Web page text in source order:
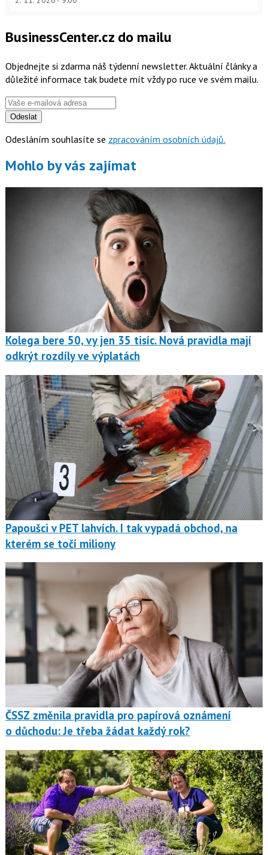
BusinessCenter.cz do mailu
Objednejte si zdarma náš týdenní newsletter. Aktuální články a
důležité informace tak budete mít vždy po ruce ve svém mailu.
Odeslat
Odesláním souhlasíte se zpracováním osobních údajů.
Mohlo by vás zajímat
Kolega bere 50, vy jen 35 tisíc. Nová pravidla mají
odkrýt rozdíly ve výplatách
Papoušci v PET lahvích. I tak vypadá obchod, na
kterém se točí miliony
ČSSZ změnila pravidla pro papírová oznámení
o důchodu: Je třeba žádat každý rok?